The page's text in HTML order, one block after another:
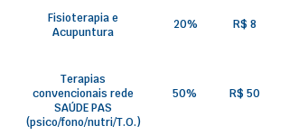
Fisioterapia e
Acupuntura
20% R$ 8
Terapias
convencionais rede
SAÚDE PAS
(psico/fono/nutri/T.O.)
50% R$ 50